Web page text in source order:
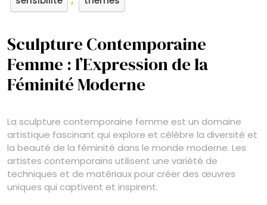
Sculpture Contemporaine
Femme : l’Expression de la
Féminité Moderne
La sculpture contemporaine femme est un domaine
artistique fascinant qui explore et célèbre la diversité et
la beauté de la féminité dans le monde moderne. Les
artistes contemporains utilisent une variété de
techniques et de matériaux pour créer des œuvres
uniques qui captivent et inspirent.